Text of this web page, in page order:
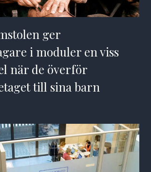
ger
i moduler en viss
när de överför
till sina barn